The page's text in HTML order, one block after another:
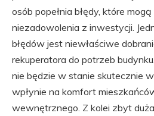
osób popełnia błędy, które
niezadowolenia z inwestycji.
błędów jest niewłaściwe
rekuperatora do potrzeb
nie będzie w stanie skutecznie
wpłynie na komfort
wewnętrznego. Z kolei zbyt